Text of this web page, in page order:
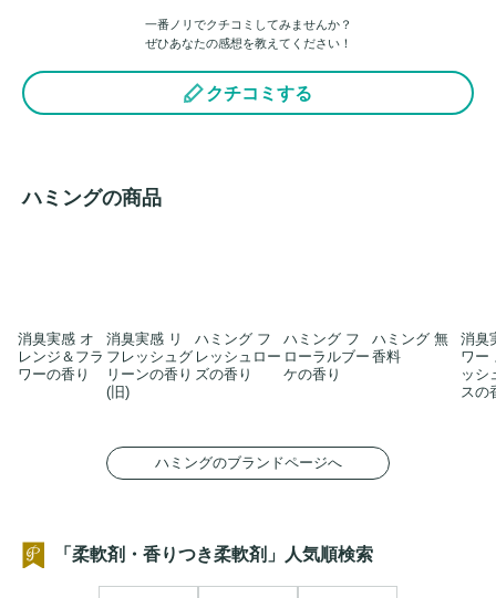
一番ノリでクチコミしてみませんか？
ぜひあなたの感想を教えてください！
クチコミする
ハミングの商品
消臭実感 オ
レンジ＆フラ
ワーの香り
消臭実感 リ
フレッシュグ
リーンの香り
(旧)
ハミング フ
レッシュロー
ズの香り
ハミング フ
ローラルブー
ケの香り
ハミング 無
香料
消臭
ワー
ッシ
スの
ハミングのブランドページへ
「柔軟剤・香りつき柔軟剤」人気順検索